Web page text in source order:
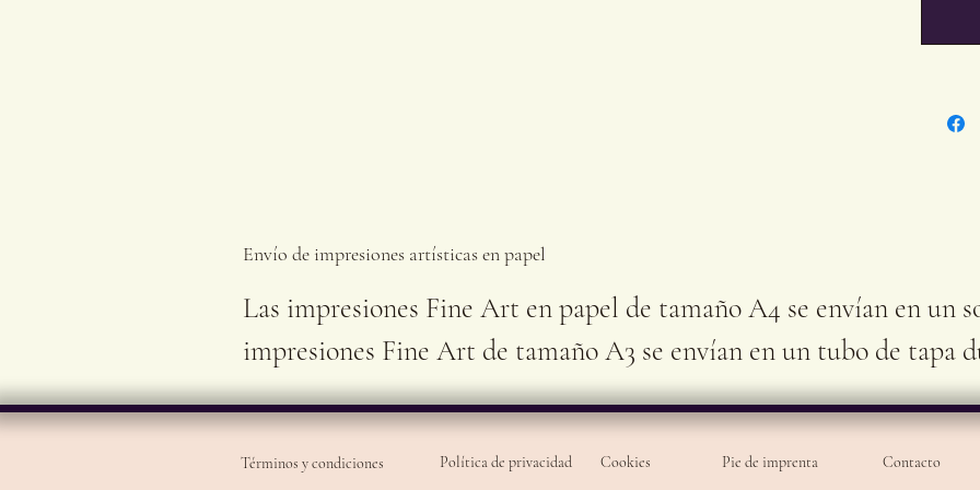
se
En
Envío de impresiones artísticas en papel
Las impresiones Fine Art en papel de tamaño A4 se envían en un
impresiones Fine Art de tamaño A3 se envían en un tubo de tapa
Términos y condiciones Política de privacidad Cookies Pie de imprenta Contacto